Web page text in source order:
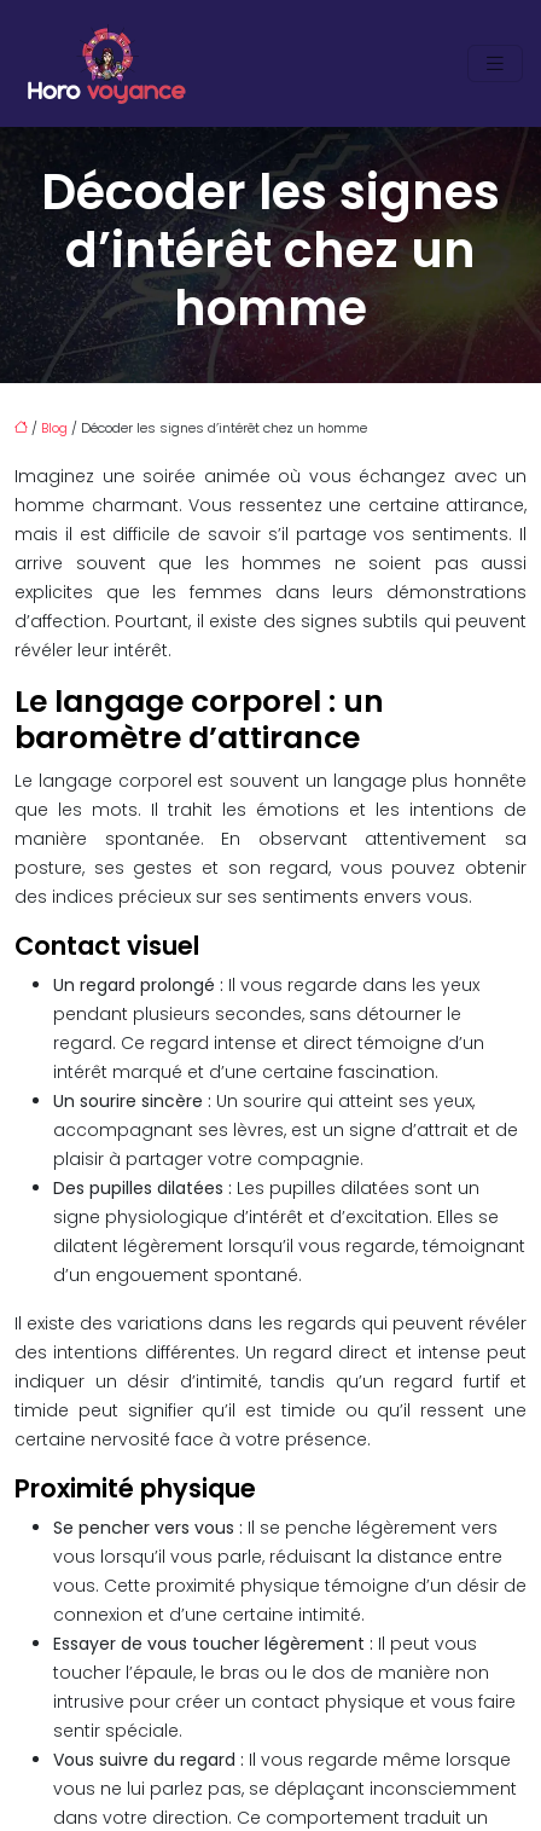
Décoder les signes
d’intérêt chez un
homme
/ Blog / Décoder les signes d’intérêt chez un homme
Imaginez une soirée animée où vous échangez avec un
homme charmant. Vous ressentez une certaine attirance,
mais il est difficile de savoir s’il partage vos sentiments. Il
arrive souvent que les hommes ne soient pas aussi
explicites que les femmes dans leurs démonstrations
d’affection. Pourtant, il existe des signes subtils qui peuvent
révéler leur intérêt.
Le langage corporel : un
baromètre d’attirance
Le langage corporel est souvent un langage plus honnête
que les mots. Il trahit les émotions et les intentions de
manière spontanée. En observant attentivement sa
posture, ses gestes et son regard, vous pouvez obtenir
des indices précieux sur ses sentiments envers vous.
Contact visuel
Un regard prolongé : Il vous regarde dans les yeux
pendant plusieurs secondes, sans détourner le
regard. Ce regard intense et direct témoigne d’un
intérêt marqué et d’une certaine fascination.
Un sourire sincère : Un sourire qui atteint ses yeux,
accompagnant ses lèvres, est un signe d’attrait et de
plaisir à partager votre compagnie.
Des pupilles dilatées : Les pupilles dilatées sont un
signe physiologique d’intérêt et d’excitation. Elles se
dilatent légèrement lorsqu’il vous regarde, témoignant
d’un engouement spontané.
Il existe des variations dans les regards qui peuvent révéler
des intentions différentes. Un regard direct et intense peut
indiquer un désir d’intimité, tandis qu’un regard furtif et
timide peut signifier qu’il est timide ou qu’il ressent une
certaine nervosité face à votre présence.
Proximité physique
Se pencher vers vous : Il se penche légèrement vers
vous lorsqu’il vous parle, réduisant la distance entre
vous. Cette proximité physique témoigne d’un désir de
connexion et d’une certaine intimité.
Essayer de vous toucher légèrement : Il peut vous
toucher l’épaule, le bras ou le dos de manière non
intrusive pour créer un contact physique et vous faire
sentir spéciale.
Vous suivre du regard : Il vous regarde même lorsque
vous ne lui parlez pas, se déplaçant inconsciemment
dans votre direction. Ce comportement traduit un